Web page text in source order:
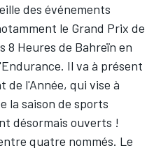
des événements
le Grand Prix de
8 Heures de Bahreïn en
Il va à présent
de l'Année, qui vise à
la saison de sports
désormais ouverts !
quatre nommés. Le